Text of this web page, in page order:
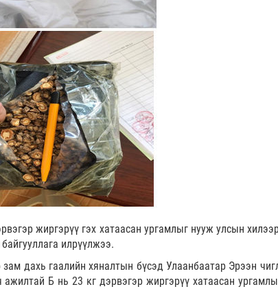
жиргэрүү гэх хатаасан ургамлыг нууж улсын
илрүүлжээ.
дахь гаалийн хяналтын бүсэд Улаанбаатар Эрээн
ажилтай Б нь 23 кг дэрвэгэр жиргэрүү хатаасан